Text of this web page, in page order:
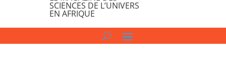
SCIENCES DE L’UNIVERS
EN AFRIQUE